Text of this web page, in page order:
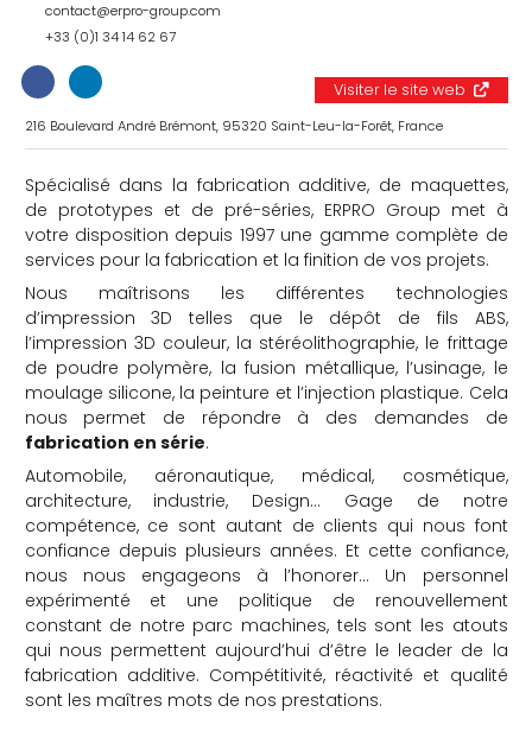
contact@erpro-group.com
+33 (0)1 34 14 62 67
Visiter le site web
216 Boulevard André Brémont, 95320 Saint-Leu-la-Forêt, France
Spécialisé dans la fabrication additive, de maquettes,
de prototypes et de pré-séries, ERPRO Group met à
votre disposition depuis 1997 une gamme complète de
services pour la fabrication et la finition de vos projets.
Nous maîtrisons les différentes technologies
d’impression 3D telles que le dépôt de fils ABS,
l’impression 3D couleur, la stéréolithographie, le frittage
de poudre polymère, la fusion métallique, l’usinage, le
moulage silicone, la peinture et l’injection plastique. Cela
nous permet de répondre à des demandes de
fabrication en série.
Automobile, aéronautique, médical, cosmétique,
architecture, industrie, Design… Gage de notre
compétence, ce sont autant de clients qui nous font
confiance depuis plusieurs années. Et cette confiance,
nous nous engageons à l’honorer… Un personnel
expérimenté et une politique de renouvellement
constant de notre parc machines, tels sont les atouts
qui nous permettent aujourd’hui d’être le leader de la
fabrication additive. Compétitivité, réactivité et qualité
sont les maîtres mots de nos prestations.